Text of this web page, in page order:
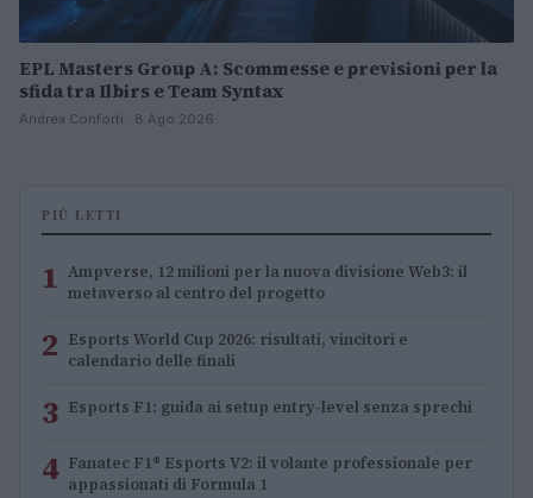
EPL Masters Group A: Scommesse e previsioni per la
sfida tra Ilbirs e Team Syntax
Andrea Conforti · 8 Ago 2026
PIÙ LETTI
1 Ampverse, 12 milioni per la nuova divisione Web3: il
metaverso al centro del progetto
2 Esports World Cup 2026: risultati, vincitori e
calendario delle finali
3 Esports F1: guida ai setup entry-level senza sprechi
4 Fanatec F1® Esports V2: il volante professionale per
appassionati di Formula 1